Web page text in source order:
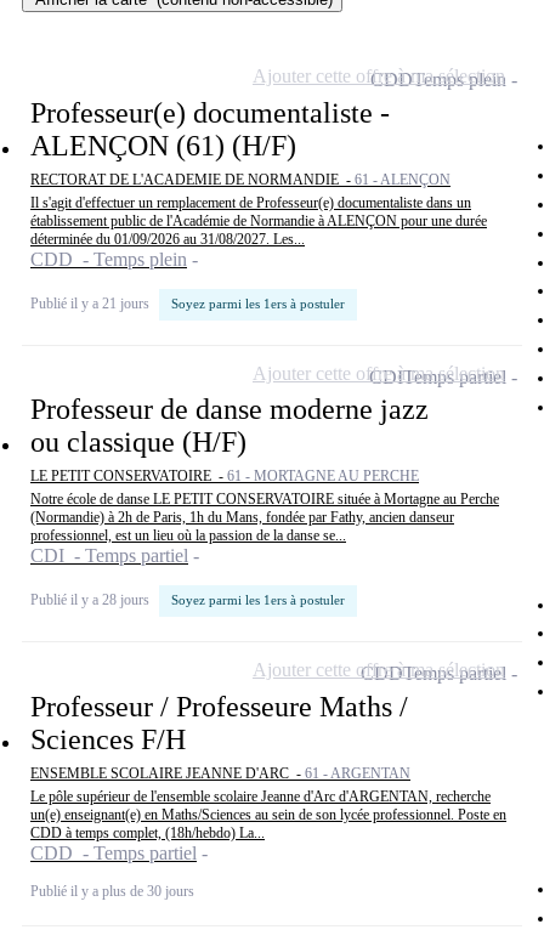
Professeur(e) documentaliste -
ALENÇON (61) (H/F)
RECTORAT DE L'ACADEMIE DE NORMANDIE - 61 - ALENÇON
Il s'agit d'effectuer un remplacement de Professeur(e) documentaliste dans un
établissement public de l'Académie de Normandie à ALENÇON pour une durée
déterminée du 01/09/2026 au 31/08/2027. Les...
CDD - Temps plein
Publié il y a 21 jours Soyez parmi les 1ers à postuler
CDDTemps plein
Ajouter cette offre à ma sélection
Professeur de danse moderne jazz
ou classique (H/F)
LE PETIT CONSERVATOIRE - 61 - MORTAGNE AU PERCHE
Notre école de danse LE PETIT CONSERVATOIRE située à Mortagne au Perche
(Normandie) à 2h de Paris, 1h du Mans, fondée par Fathy, ancien danseur
professionnel, est un lieu où la passion de la danse se...
CDI - Temps partiel
Publié il y a 28 jours Soyez parmi les 1ers à postuler
CDITemps partiel
Ajouter cette offre à ma sélection
Professeur / Professeure Maths /
Sciences F/H
ENSEMBLE SCOLAIRE JEANNE D'ARC - 61 - ARGENTAN
Le pôle supérieur de l'ensemble scolaire Jeanne d'Arc d'ARGENTAN, recherche
un(e) enseignant(e) en Maths/Sciences au sein de son lycée professionnel. Poste en
CDD à temps complet, (18h/hebdo) La...
CDD - Temps partiel
Publié il y a plus de 30 jours
CDDTemps partiel
Ajouter cette offre à ma sélection